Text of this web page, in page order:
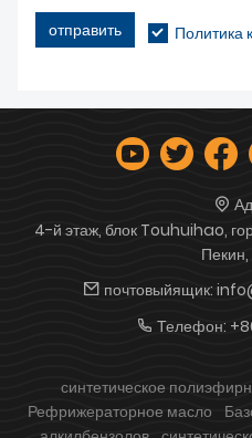
отправить Политика
4-й этаж, блок Touhuihao,
почтовыйящик:
Телефон:
синтетическое
Рефрижераторное масло